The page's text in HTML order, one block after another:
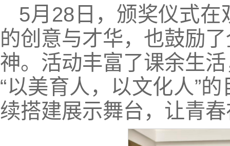
5月28日，颁奖仪式
的创意与才华，也鼓励
神。活动丰富了课余生
“以美育人，以文化人”
续搭建展示舞台，让青